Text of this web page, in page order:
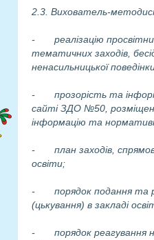
2.3. Вихователь-
- реалізацію
тематичних заходів,
ненасильницької
- прозорість та
сайті ЗДО №50 ,
інформацію та
- план заходів,
освіти;
- порядок подання та
(цькування) в закладі
- порядок реагування на